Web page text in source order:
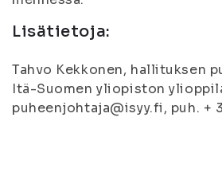
Lisätietoja:
Tahvo Kekkonen, hallituksen
Itä-Suomen yliopiston
puheenjohtaja@isyy.fi, puh. +